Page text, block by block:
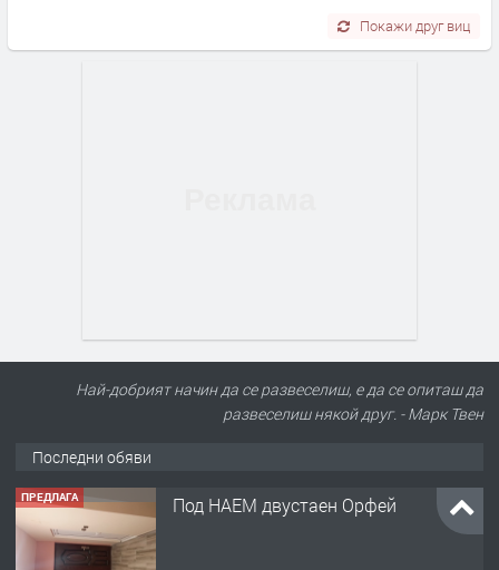
Покажи друг виц
Най-добрият начин да се развеселиш, е да се опиташ да
развеселиш някой друг. - Марк Твен
Последни обяви
ПРЕДЛАГА Под НАЕМ двустаен Орфей